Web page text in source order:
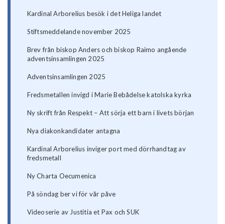
Kardinal Arborelius besök i det Heliga landet
Stiftsmeddelande november 2025
Brev från biskop Anders och biskop Raimo angående
adventsinsamlingen 2025
Adventsinsamlingen 2025
Fredsmetallen invigd i Marie Bebådelse katolska kyrka
Ny skrift från Respekt – Att sörja ett barn i livets början
Nya diakonkandidater antagna
Kardinal Arborelius inviger port med dörrhandtag av
fredsmetall
Ny Charta Oecumenica
På söndag ber vi för vår påve
Videoserie av Justitia et Pax och SUK